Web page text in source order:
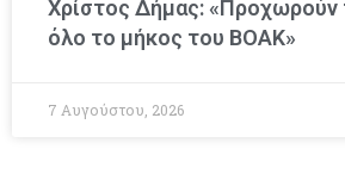
Χρίστος Δήμας: «Προχωρούν
όλο το μήκος του ΒΟΑΚ»
7 Αυγούστου, 2026